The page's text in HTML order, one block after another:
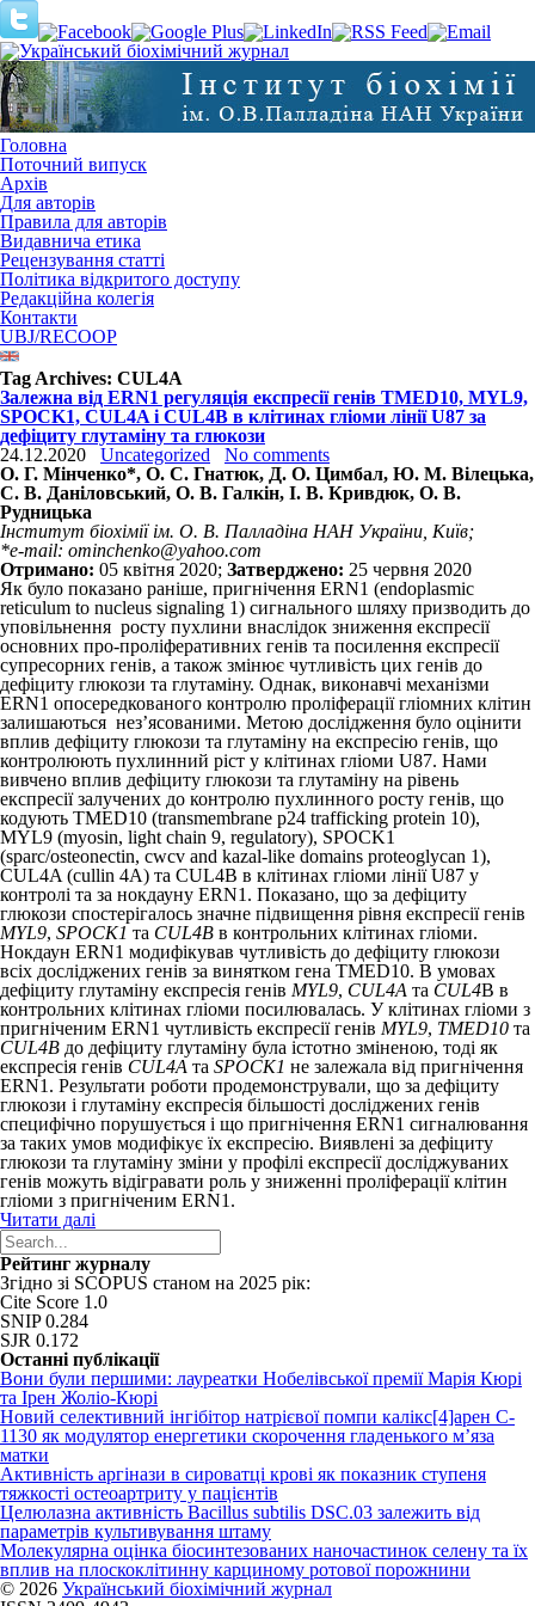
Головна
Поточний випуск
Архів
Для авторів
Правила для авторів
Видавнича етика
Рецензування статті
Політика відкритого доступу
Редакційна колегія
Контакти
UBJ/RECOOP
Tag Archives: CUL4A
Залежна від ERN1 регуляція експресії генів TMED10, MYL9,
SPOCK1, CUL4A і CUL4B в клітинах гліоми лінії U87 за
дефіциту глутаміну та глюкози
24.12.2020
Uncategorized
No comments
O. Г. Мінченко*, О. С. Гнатюк, Д. O. Цимбал, Ю. М. Вілецька,
С. В. Даніловський, О. В. Галкін, І. В. Кривдюк, О. В.
Рудницька
Інститут біохімії ім. О. В. Палладіна НАН України, Київ;
*e-mail: ominchenko@yahoo.com
Отримано: 05 квітня 2020; Затверджено: 25 червня 2020
Як було показано раніше, пригнічення ERN1 (endoplasmic
reticulum to nucleus signaling 1) сигнального шляху призводить до
уповільнення росту пухлини внаслідок зниження експресії
основних про-проліферативних генів та посилення експресії
супресорних генів, а також змінює­ чутливість цих генів до
дефіциту глюкози та глутаміну. Однак, виконавчі механізми
ERN1 опосередкованого контро­лю проліферації гліомних клітин
залишаються нез’ясованими. Метою дослідження було оцінити
вплив дефіциту глюкози та глутаміну на експресію генів, що
контро­люють пухлинний ріст у клітинах гліо­ми U87. Нами
вивчено вплив дефіциту глюкози та глутаміну на рівень
експресії залучених до контролю пухлинного росту генів, що
кодують TMED10 (transmembrane p24 trafficking protein 10),
MYL9 (myosin, light chain 9, regulatory), SPOCK1
(sparc/osteonectin, cwcv and kazal-like domains proteoglycan 1),
CUL4A (cullin 4A) та CUL4B в клітинах гліоми лінії U87 у
контролі та за нокдауну ERN1. Показано, що за дефіциту
глюкози спостерігалось значне підвищення рівня експресії генів
MYL9, SPOCK1 та CUL4B в контроль­них клітинах гліоми.
Нокдаун ERN1 модифікував чутливість до дефіциту глюкози
всіх досліджених генів за винятком гена TMED10. В умовах
дефіциту глутаміну експресія генів MYL9, CUL4A та CUL4B в
контрольних клітинах гліоми посилювалась. У клітинах гліо­ми з
пригніченим ERN1 чутливість експресії генів MYL9, TMED10 та
CUL4B до дефіциту глутаміну була істотно зміненою, тоді як
експресія генів CUL4A та SPOCK1 не залежала від пригнічення
ERN1. Результати роботи продемонстрували, що за дефіциту
глюкози і глутаміну експресія більшості досліджених генів
специфічно порушується і що пригнічення ERN1 сигналювання
за таких умов модифікує їх експресію. Виявлені за дефіциту
глюкози та глутаміну зміни у профілі експресії досліджуваних
генів можуть відігравати роль у зниженні проліферації клітин
гліоми з пригніченим ERN1.
Читати далі
Рейтинг журналу
Згідно зі SCOPUS станом на 2025 рік:
Cite Score 1.0
SNIP 0.284
SJR 0.172
Останні публікації
Вони були першими: лауреатки Нобелівської премії Марія Кюрі
та Ірен Жоліо-Кюрі
Новий cелективний інгібітор натрієвої помпи калікс[4]арен C-
1130 як модулятор енергетики скорочення гладенького м’яза
матки
Активність аргінази в сироватці крові як показник ступеня
тяжкості остеоартриту у пацієнтів
Целюлазна активність Bacillus subtilis DSC.03 залежить від
параметрів культивування штаму
Молекулярна оцінка біосинтезованих наночастинок селену та їх
вплив на плоскоклітинну карциному ротової порожнини
© 2026 Український біохімічний журнал